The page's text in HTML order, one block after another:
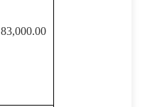
83,000.00